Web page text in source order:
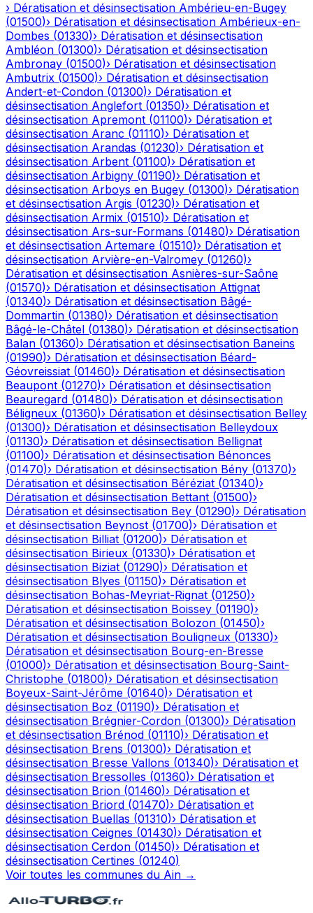
› Dératisation et désinsectisation Ambérieu-en-Bugey
(01500)› Dératisation et désinsectisation Ambérieux-en-
Dombes (01330)› Dératisation et désinsectisation
Ambléon (01300)› Dératisation et désinsectisation
Ambronay (01500)› Dératisation et désinsectisation
Ambutrix (01500)› Dératisation et désinsectisation
Andert-et-Condon (01300)› Dératisation et
désinsectisation Anglefort (01350)› Dératisation et
désinsectisation Apremont (01100)› Dératisation et
désinsectisation Aranc (01110)› Dératisation et
désinsectisation Arandas (01230)› Dératisation et
désinsectisation Arbent (01100)› Dératisation et
désinsectisation Arbigny (01190)› Dératisation et
désinsectisation Arboys en Bugey (01300)› Dératisation
et désinsectisation Argis (01230)› Dératisation et
désinsectisation Armix (01510)› Dératisation et
désinsectisation Ars-sur-Formans (01480)› Dératisation
et désinsectisation Artemare (01510)› Dératisation et
désinsectisation Arvière-en-Valromey (01260)›
Dératisation et désinsectisation Asnières-sur-Saône
(01570)› Dératisation et désinsectisation Attignat
(01340)› Dératisation et désinsectisation Bâgé-
Dommartin (01380)› Dératisation et désinsectisation
Bâgé-le-Châtel (01380)› Dératisation et désinsectisation
Balan (01360)› Dératisation et désinsectisation Baneins
(01990)› Dératisation et désinsectisation Béard-
Géovreissiat (01460)› Dératisation et désinsectisation
Beaupont (01270)› Dératisation et désinsectisation
Beauregard (01480)› Dératisation et désinsectisation
Béligneux (01360)› Dératisation et désinsectisation Belley
(01300)› Dératisation et désinsectisation Belleydoux
(01130)› Dératisation et désinsectisation Bellignat
(01100)› Dératisation et désinsectisation Bénonces
(01470)› Dératisation et désinsectisation Bény (01370)›
Dératisation et désinsectisation Béréziat (01340)›
Dératisation et désinsectisation Bettant (01500)›
Dératisation et désinsectisation Bey (01290)› Dératisation
et désinsectisation Beynost (01700)› Dératisation et
désinsectisation Billiat (01200)› Dératisation et
désinsectisation Birieux (01330)› Dératisation et
désinsectisation Biziat (01290)› Dératisation et
désinsectisation Blyes (01150)› Dératisation et
désinsectisation Bohas-Meyriat-Rignat (01250)›
Dératisation et désinsectisation Boissey (01190)›
Dératisation et désinsectisation Bolozon (01450)›
Dératisation et désinsectisation Bouligneux (01330)›
Dératisation et désinsectisation Bourg-en-Bresse
(01000)› Dératisation et désinsectisation Bourg-Saint-
Christophe (01800)› Dératisation et désinsectisation
Boyeux-Saint-Jérôme (01640)› Dératisation et
désinsectisation Boz (01190)› Dératisation et
désinsectisation Brégnier-Cordon (01300)› Dératisation
et désinsectisation Brénod (01110)› Dératisation et
désinsectisation Brens (01300)› Dératisation et
désinsectisation Bresse Vallons (01340)› Dératisation et
désinsectisation Bressolles (01360)› Dératisation et
désinsectisation Brion (01460)› Dératisation et
désinsectisation Briord (01470)› Dératisation et
désinsectisation Buellas (01310)› Dératisation et
désinsectisation Ceignes (01430)› Dératisation et
désinsectisation Cerdon (01450)› Dératisation et
désinsectisation Certines (01240)
Voir toutes les communes du Ain →